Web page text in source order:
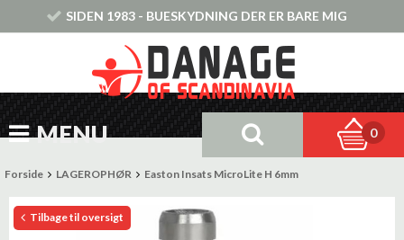
SIDEN 1983 - BUESKYDNING DER ER BARE MIG
MENU 0
Forside LAGEROPHØR Easton Insats MicroLite H 6mm
Tilbage til oversigt